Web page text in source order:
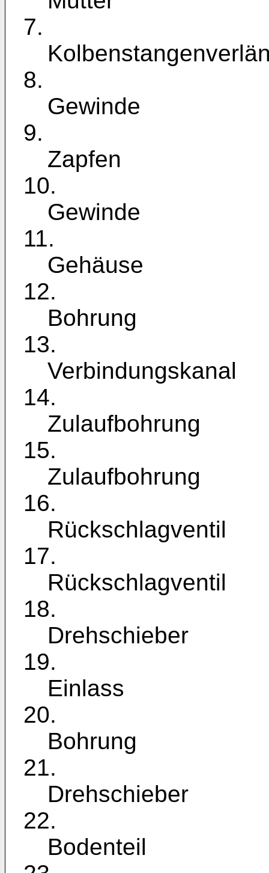
7.
8.
Gewinde
9.
Zapfen
10.
Gewinde
11.
Gehäuse
12.
Bohrung
13.
Verbindungskanal
14.
Zulaufbohrung
15.
Zulaufbohrung
16.
Rückschlagventil
17.
Rückschlagventil
18.
Drehschieber
19.
Einlass
20.
Bohrung
21.
Drehschieber
22.
Bodenteil